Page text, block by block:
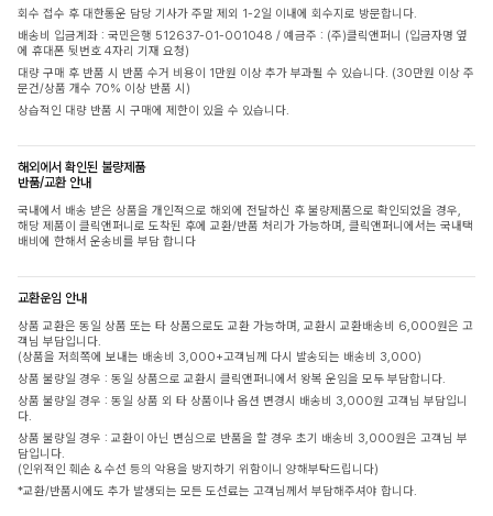
회수 접수 후 대한통운 담당 기사가 주말 제외 1-2일 이내에 회수지로 방문합니다.
배송비 입금계좌 : 국민은행 512637-01-001048 / 예금주 : (주)클릭앤퍼니 (입금자명 옆
에 휴대폰 뒷번호 4자리 기재 요청)
대량 구매 후 반품 시 반품 수거 비용이 1만원 이상 추가 부과될 수 있습니다. (30만원 이상 주
문건/상품 개수 70% 이상 반품 시)
상습적인 대량 반품 시 구매에 제한이 있을 수 있습니다.
해외에서 확인된 불량제품
반품/교환 안내
국내에서 배송 받은 상품을 개인적으로 해외에 전달하신 후 불량제품으로 확인되었을 경우,
해당 제품이 클릭앤퍼니로 도착된 후에 교환/반품 처리가 가능하며, 클릭앤퍼니에서는 국내택
배비에 한해서 운송비를 부담 합니다
교환운임 안내
상품 교환은 동일 상품 또는 타 상품으로도 교환 가능하며, 교환시 교환배송비 6,000원은 고
객님 부담입니다.
(상품을 저희쪽에 보내는 배송비 3,000+고객님께 다시 발송되는 배송비 3,000)
상품 불량일 경우 : 동일 상품으로 교환시 클릭앤퍼니에서 왕복 운임을 모두 부담합니다.
상품 불량일 경우 : 동일 상품 외 타 상품이나 옵션 변경시 배송비 3,000원 고객님 부담입니
다.
상품 불량일 경우 : 교환이 아닌 변심으로 반품을 할 경우 초기 배송비 3,000원은 고객님 부
담입니다.
(인위적인 훼손 & 수선 등의 악용을 방지하기 위함이니 양해부탁드립니다)
*교환/반품시에도 추가 발생되는 모든 도선료는 고객님께서 부담해주셔야 합니다.